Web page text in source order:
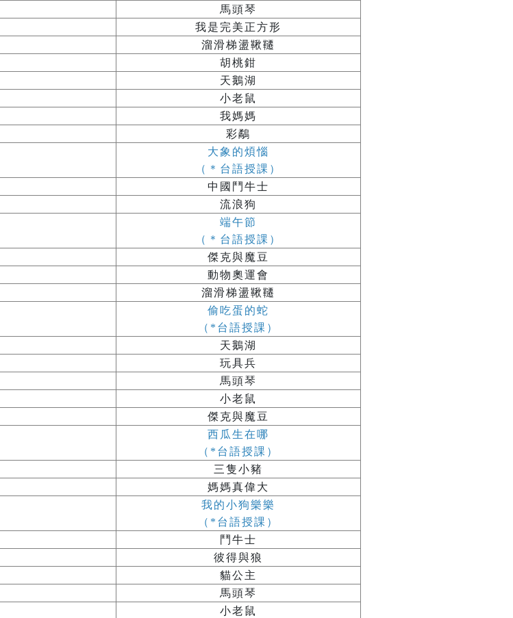
馬頭琴
我是完美正方形
溜滑梯盪鞦韆
胡桃鉗
天鵝湖
小老鼠
我媽媽
彩鷸
大象的煩惱
（＊台語授課）
中國鬥牛士
流浪狗
端午節
（＊台語授課）
傑克與魔豆
動物奧運會
溜滑梯盪鞦韆
偷吃蛋的蛇
（*台語授課）
天鵝湖
玩具兵
馬頭琴
小老鼠
傑克與魔豆
西瓜生在哪
（*台語授課）
三隻小豬
媽媽真偉大
我的小狗樂樂
（*台語授課）
鬥牛士
彼得與狼
貓公主
馬頭琴
小老鼠